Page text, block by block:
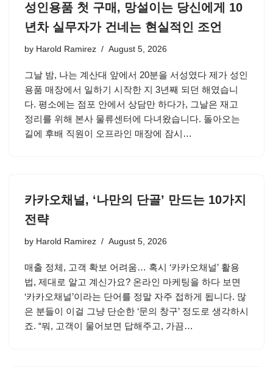
성인용품 첫 구매, 망설이는 당신에게 10
년차 실무자가 건네는 현실적인 조언
by Harold Ramirez August 5, 2026
그날 밤, 나는 계산대 앞에서 20분을 서성였다 제가 성인
용품 매장에서 일하기 시작한 지 3년째 되던 해였습니
다. 평소에는 점포 안에서 상담만 하다가, 그날은 재고
정리를 위해 본사 물류센터에 다녀왔습니다. 돌아오는
길에 후배 직원이 오프라인 매장에 잠시…
카카오채널, ‘나만의 단골’ 만드는 10가지
전략
by Harold Ramirez August 5, 2026
매출 정체, 고객 확보 어려움… 혹시 ‘카카오채널’ 활용
법, 제대로 알고 계신가요? 온라인 마케팅을 하다 보면
‘카카오채널’이라는 단어를 정말 자주 접하게 됩니다. 많
은 분들이 이걸 그냥 단순한 ‘문의 창구’ 정도로 생각하시
죠. “뭐, 고객이 물어보면 답해주고, 가끔…